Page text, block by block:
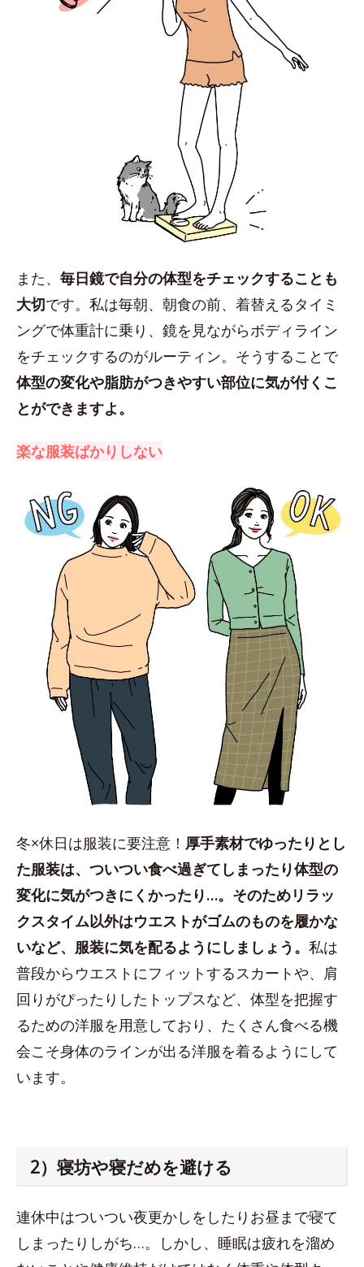
また、 毎日鏡で自分の体型をチェックすることも
大切です。私は毎朝、朝食の前、着替えるタイミ
ングで体重計に乗り、鏡を見ながらボディライン
をチェックするのがルーティン。そうすることで
体型の変化や脂肪がつきやすい部位に気が付くこ
とができますよ。
楽な服装ばかりしない
冬×休日は服装に要注意！ 厚手素材でゆったりとし
た服装は、ついつい食べ過ぎてしまったり体型の
変化に気がつきにくかったり…。そのためリラッ
クスタイム以外はウエストがゴムのものを履かな
いなど、服装に気を配るようにしましょう。 私は
普段からウエストにフィットするスカートや、肩
回りがぴったりしたトップスなど、体型を把握す
るための洋服を用意しており、たくさん食べる機
会こそ身体のラインが出る洋服を着るようにして
います。
2）寝坊や寝だめを避ける
連休中はついつい夜更かしをしたりお昼まで寝て
しまったりしがち…。しかし、睡眠は疲れを溜め